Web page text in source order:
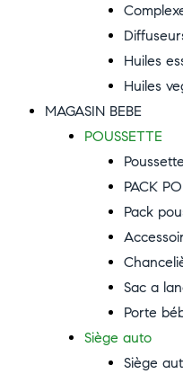
Huiles
Huiles
MAGASIN BEBE
POUSSETTE
PACK
Pack
Sac a
Porte
Siège auto
Siège